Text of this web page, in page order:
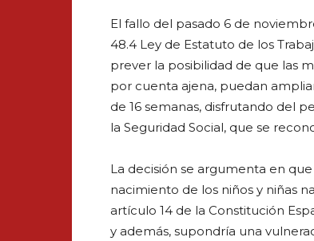
El fallo del pasado 6 de
48.4 Ley de Estatuto de los
prever la posibilidad de que las
por cuenta ajena, puedan
de 16 semanas, disfrutando del
la Seguridad Social, que se
La decisión se argumenta en
nacimiento de los niños y niñas
artículo 14 de la Constitución
y además, supondría una